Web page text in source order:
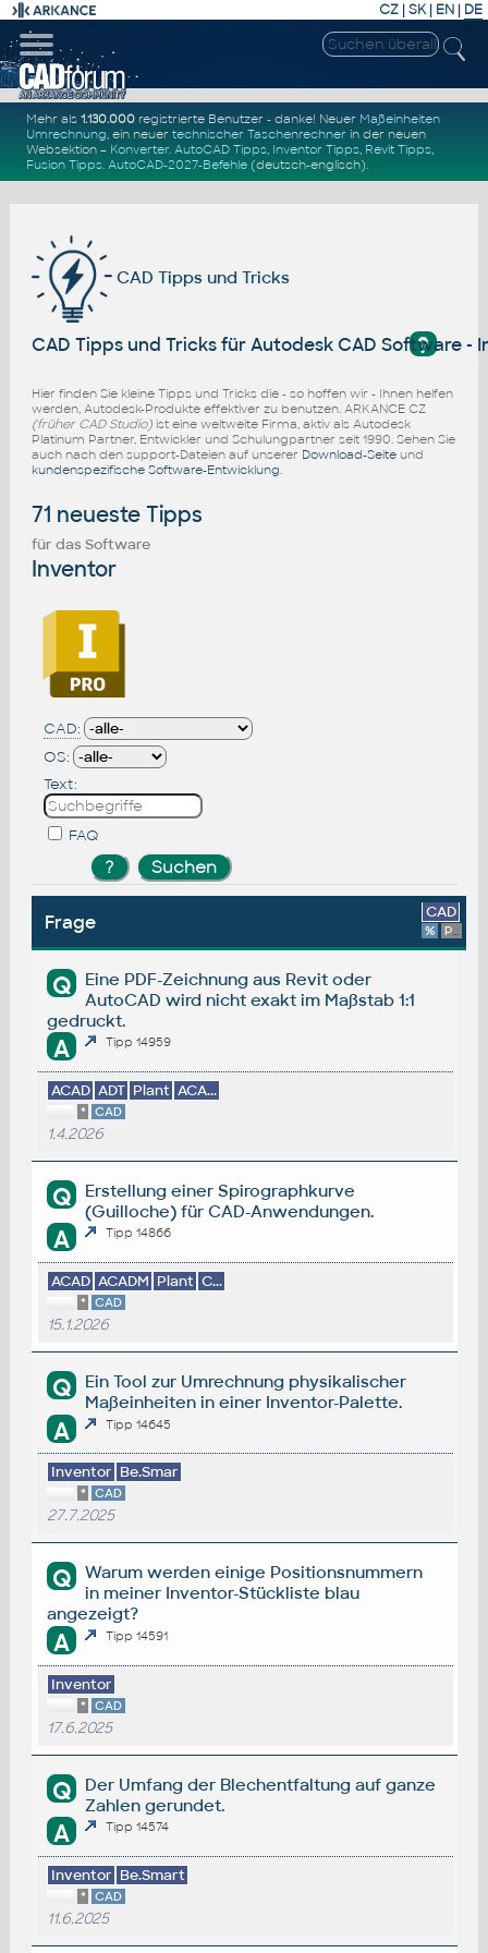
CZ | SK| EN | DE
Mehr als1.130.000 registrierte Benutzer - danke! Neuer Maßeinheiten
Umrechnung, ein neuertechnischer Taschenrechner in der neuen
Websektion – Konverter.AutoCAD Tipps, Inventor Tipps, Revit Tipps,
Fusion Tipps.AutoCAD-2027-Befehle (deutsch-englisch).
CAD Tipps und Tricks
?
CAD Tipps und Tricks für Autodesk CAD Software -
Hier finden Sie kleine Tipps und Tricks die - so hoffen wir - Ihnen helfen
werden, Autodesk-Produkte effektiver zu benutzen. ARKANCE CZ
(früher CAD Studio)ist eine weltweite Firma, aktiv als Autodesk
Platinum Partner, Entwickler und Schulungpartner seit 1990. Sehen Sie
auch nach den support-Dateien auf unserer Download-Seiteund
kundenspezifische Software-Entwicklung
71 neueste Tipps
für das Software
Inventor
CAD:
OS:
Text:
FAQ
Frage CAD
% Platform
Q
Eine PDF-Zeichnung aus Revit oder
AutoCAD wird nicht exakt im Maßstab 1:1
gedruckt.
A Tipp 14959
ACAD ADT Plant ACA...
* CAD
1.4.2026
Q
Erstellung einer Spirographkurve
(Guilloche) für CAD-Anwendungen.
A Tipp 14866
ACAD ACADM Plant C...
* CAD
15.1.2026
Q
Ein Tool zur Umrechnung physikalischer
Maßeinheiten in einer Inventor-Palette.
A Tipp 14645
Inventor Be.Smar
* CAD
27.7.2025
Q
Warum werden einige Positionsnummern
in meiner Inventor-Stückliste blau
angezeigt?
A Tipp 14591
Inventor
* CAD
17.6.2025
Q
Der Umfang der Blechentfaltung auf ganze
Zahlen gerundet.
A Tipp 14574
Inventor Be.Smart
* CAD
11.6.2025